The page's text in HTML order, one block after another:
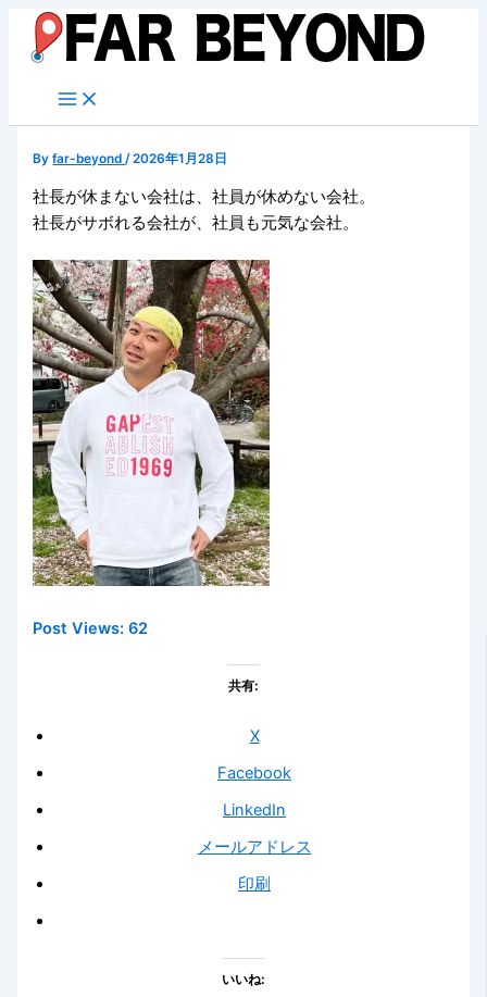
キ
Byfar-beyond/2026年1月28日
社長が休まない会社は、社員が休めない会社。
社長がサボれる会社が、社員も元気な会社。
Post Views: 62
共有:
X
Facebook
LinkedIn
メールアドレス
印刷
いいね: